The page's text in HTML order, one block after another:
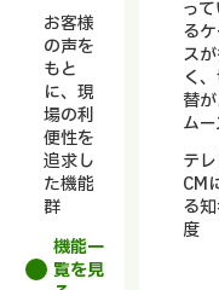
お客様
の声を
もと
に、現
場の利
便性を
追求し
た機能
群
機能一
覧を見
っ
る
ス
く
替
ム
テ
CM
る
度